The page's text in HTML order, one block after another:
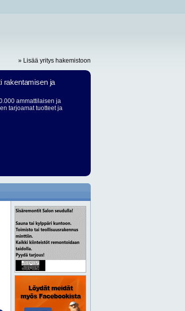
» Lisää yritys hakemistoon
rakentamisen ja
ammattilaisen ja
tarjoamat tuotteet ja